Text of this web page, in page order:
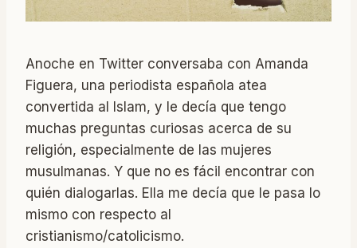
Anoche en Twitter conversaba con Amanda
Figuera, una periodista española atea
convertida al Islam, y le decía que tengo
muchas preguntas curiosas acerca de su
religión, especialmente de las mujeres
musulmanas. Y que no es fácil encontrar con
quién dialogarlas. Ella me decía que le pasa lo
mismo con respecto al
cristianismo/catolicismo.